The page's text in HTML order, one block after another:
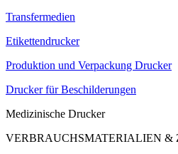
Transfermedien
Etikettendrucker
Produktion und Verpackung Drucker
Drucker für Beschilderungen
Medizinische Drucker
VERBRAUCHSMATERIALIEN &